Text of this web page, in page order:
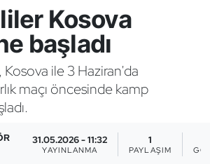
Kosova
başladı
Kosova ile 3 Haziran'da
maçı öncesinde kamp
31.05.2026 - 11:32
YAYINLANMA
1
PAYLAŞIM
Dart